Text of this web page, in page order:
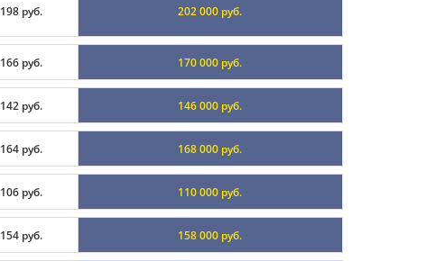
198 руб. 202 000 руб.
166 руб. 170 000 руб.
142 руб. 146 000 руб.
164 руб. 168 000 руб.
106 руб. 110 000 руб.
154 руб. 158 000 руб.